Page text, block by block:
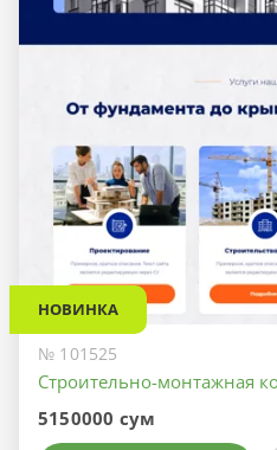
НОВИНКА
№ 101525
Строительно-монтажная
5150000 сум